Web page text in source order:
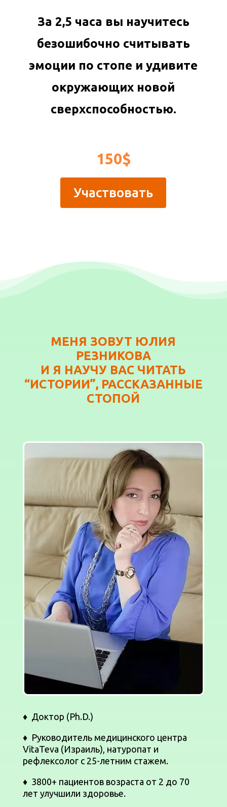
За 2,5 часа вы научитесь
безошибочно считывать
эмоции по стопе и удивите
окружающих новой
сверхспособностью.
150$
Участвовать
МЕНЯ ЗОВУТ ЮЛИЯ
РЕЗНИКОВА
И Я НАУЧУ ВАС ЧИТАТЬ
“ИСТОРИИ”, РАССКАЗАННЫЕ
СТОПОЙ
♦ Доктор (Ph.D.)
♦ Руководитель медицинского центра
VitaTeva (Израиль), натуропат и
рефлексолог с 25-летним стажем.
♦ 3800+ пациентов возраста от 2 до 70
лет улучшили здоровье.